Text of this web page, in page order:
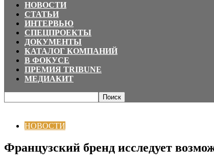
НОВОСТИ
СТАТЬИ
ИНТЕРВЬЮ
СПЕЦПРОЕКТЫ
ДОКУМЕНТЫ
КАТАЛОГ КОМПАНИЙ
В ФОКУСЕ
ПРЕМИЯ TRIBUNE
МЕДИАКИТ
НОВОСТИ
Французский бренд исследует